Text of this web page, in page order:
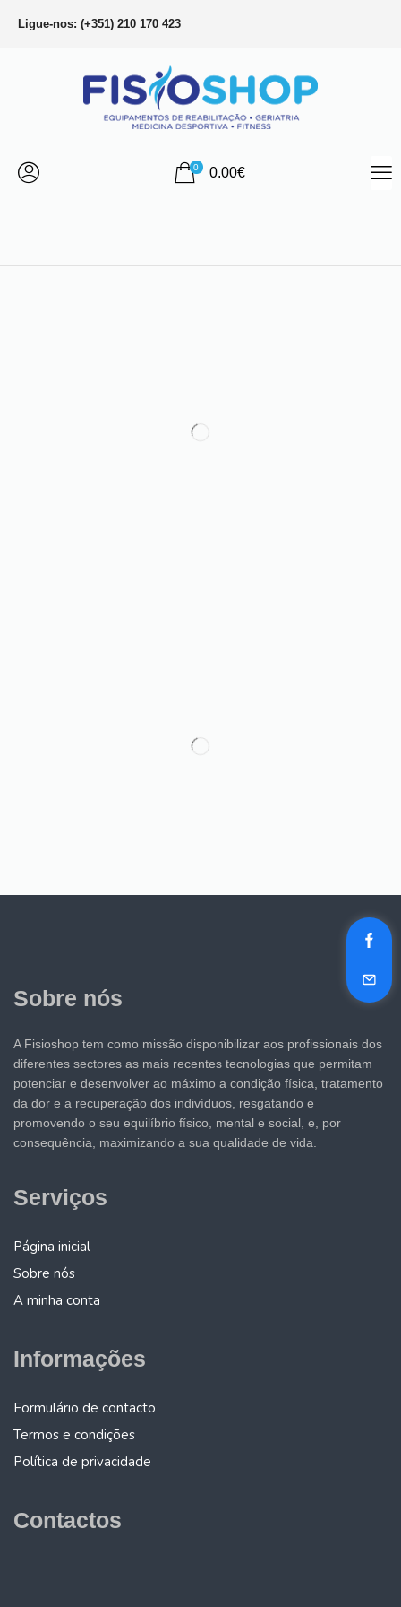
Ligue-nos: (+351) 210 170 423
0 0.00€
Sobre nós
A Fisioshop tem como missão disponibilizar aos profissionais dos
diferentes sectores as mais recentes tecnologias que permitam
potenciar e desenvolver ao máximo a condição física, tratamento
da dor e a recuperação dos indivíduos, resgatando e
promovendo o seu equilíbrio físico, mental e social, e, por
consequência, maximizando a sua qualidade de vida.
Serviços
Página inicial
Sobre nós
A minha conta
Informações
Formulário de contacto
Termos e condições
Política de privacidade
Contactos